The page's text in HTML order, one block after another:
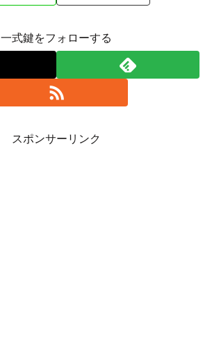
一式鍵をフォローする
スポンサーリンク